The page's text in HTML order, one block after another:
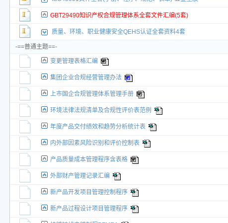
GBT29490知识产权合规管理体系全套文件汇编(5套)
质量、环境、职业健康安全QEHS认证全套资料4套
-==普通主题==-
变更管理表格汇编
集团企业合规经营管理办法
上市国企合规管理体系管理手册
环境法律法规清单及合规性评价表范例
年度产品交付绩效和趋势分析统计表
内外部因素风险识别和评价控制表
产品质量成本管理程序含表格
外部财产管理记录汇编
新产品开发项目管理控制程序
新产品过程设计项目管理程序